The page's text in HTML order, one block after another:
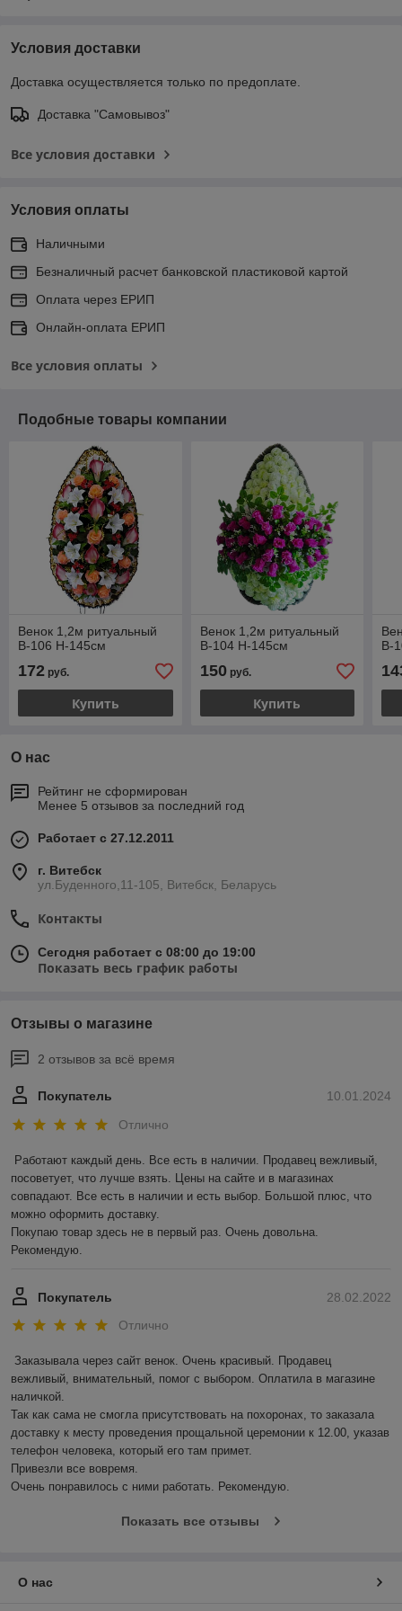
Условия доставки
Доставка осуществляется только по предоплате.
Доставка "Самовывоз"
Все условия доставки
Условия оплаты
Наличными
Безналичный расчет банковской пластиковой картой
Оплата через ЕРИП
Онлайн-оплата ЕРИП
Все условия оплаты
Подобные товары компании
Венок 1,2м ритуальный
В-106 Н-145см
172 руб.
Купить
Венок 1,2м ритуальный
В-104 Н-145см
150руб.
Купить
В-
О нас
Рейтинг не сформирован
Менее 5 отзывов за последний год
Работает с 27.12.2011
г. Витебск
ул.Буденного,11-105, Витебск, Беларусь
Контакты
Сегодня работает с 08:00 до 19:00
Показать весь график работы
Отзывы о магазине
2 отзывов за всё время
10.01.2024
Покупатель
Отлично
Работают каждый день. Все есть в наличии. Продавец вежливый,
посоветует, что лучше взять. Цены на сайте и в магазинах
совпадают. Все есть в наличии и есть выбор. Большой плюс, что
можно оформить доставку.
Покупаю товар здесь не в первый раз. Очень довольна.
Рекомендую.
28.02.2022
Покупатель
Отлично
Заказывала через сайт венок. Очень красивый. Продавец
вежливый, внимательный, помог с выбором. Оплатила в магазине
наличкой.
Так как сама не смогла присутствовать на похоронах, то заказала
доставку к месту проведения прощальной церемонии к 12.00, указав
телефон человека, который его там примет.
Привезли все вовремя.
Очень понравилось с ними работать. Рекомендую.
Показать все отзывы
О нас